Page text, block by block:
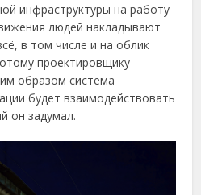
инфраструктуры на работу
людей накладывают
в том числе и на облик
проектировщику
образом система
будет взаимодействовать
он задумал.